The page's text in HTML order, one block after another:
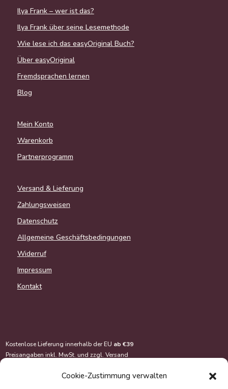
Cookie-Zustimmung verwalten
Ilya Frank – wer ist das?
Ilya Frank über seine Lesemethode
Wie lese ich das easyOriginal Buch?
Über easyOriginal
Fremdsprachen lernen
Blog
Mein Konto
Warenkorb
Partnerprogramm
Versand & Lieferung
Zahlungsweisen
Datenschutz
Allgemeine Geschäftsbedingungen
Widerruf
Impressum
Kontakt
Kostenlose Lieferung innerhalb der EU ab €39
Preisangaben inkl. MwSt. und zzgl.Versand